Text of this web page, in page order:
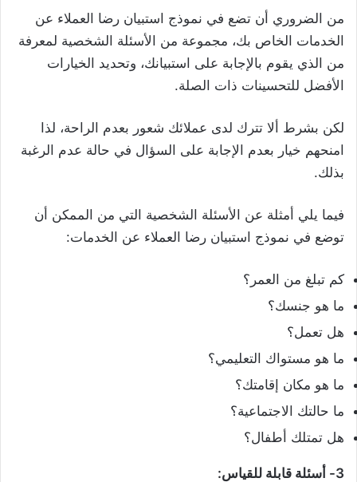
من الضروري أن تضع في نموذج استبيان رضا العملاء عن
الخدمات الخاص بك، مجموعة من الأسئلة الشخصية لمعرفة
من الذي يقوم بالإجابة على استبيانك، وتحديد الخيارات
الأفضل للتحسينات ذات الصلة.
لكن بشرط ألا تترك لدى عملائك شعور بعدم الراحة، لذا
امنحهم خيار بعدم الإجابة على السؤال في حالة عدم الرغبة
بذلك.
فيما يلي أمثلة عن الأسئلة الشخصية التي من الممكن أن
توضع في نموذج استبيان رضا العملاء عن الخدمات:
كم تبلغ من العمر؟
ما هو جنسك؟
هل تعمل؟
ما هو مستواك التعليمي؟
ما هو مكان إقامتك؟
ما حالتك الاجتماعية؟
هل تمتلك أطفال؟
3- أسئلة قابلة للقياس: